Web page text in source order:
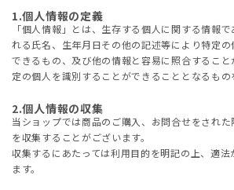
1.個人情報の定義
「個人情報」とは、生存する個人に関する情報
れる氏名、生年月日その他の記述等により特定
できるもの、及び他の情報と容易に照合するこ
定の個人を識別することができることとなるもの
2.個人情報の収集
当ショップでは商品のご購入、お問合せをされ
を収集することがございます。
収集するにあたっては利用目的を明記の上、適法
ます。